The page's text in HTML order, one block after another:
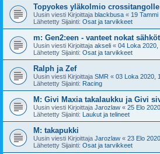
Topyokes yläkolmio crossitangolle
Uusin viesti Kirjoittaja blackbusa « 19
Lähetetty Sijainti: Osat ja tarvikkeet
m: Gen2:een - vanteet nokat
Uusin viesti Kirjoittaja akseli « 04 Loka 2020,
Lähetetty Sijainti: Osat ja tarvikkeet
Ralph ja Zef
Uusin viesti Kirjoittaja SMR « 03 Loka 2020,
Lähetetty Sijainti: Racing
M: Givi Maxia takalaukku ja Givi
Uusin viesti Kirjoittaja Jarozlaw « 25 Elo
Lähetetty Sijainti: Laukut ja telineet
M: takapukki
Uusin viesti Kirjoittaja Jarozlaw « 23 Elo
Lähetetty Sijainti: Osat ja tarvikkeet